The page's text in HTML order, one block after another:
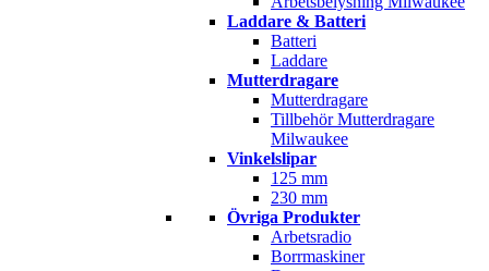
Laddare & Batteri
Batteri
Laddare
Mutterdragare
Mutterdragare
Tillbehör Mutterdragare
Milwaukee
Vinkelslipar
125 mm
230 mm
Övriga Produkter
Arbetsradio
Borrmaskiner